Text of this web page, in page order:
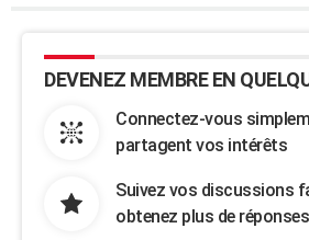
DEVENEZ MEMBRE EN
Connectez-vous
partagent vos intérêts
Suivez vos discussions
obtenez plus de réponses